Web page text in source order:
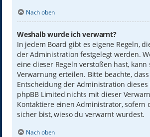
Nach oben
Weshalb wurde ich verwarnt?
In jedem Board gibt es eigene Regeln,
der Administration festgelegt werden.
eine dieser Regeln verstoßen hast, kann
Verwarnung erteilen. Bitte beachte,
Entscheidung der Administration
phpBB Limited nichts mit dieser
Kontaktiere einen Administrator, sofern
sicher bist, wieso du verwarnt wurdest.
Nach oben